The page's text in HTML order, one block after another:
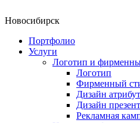
Новосибирск
Портфолио
Услуги
Логотип и
Логотип
Фирменный
Дизайн
Дизайн
Рекламная